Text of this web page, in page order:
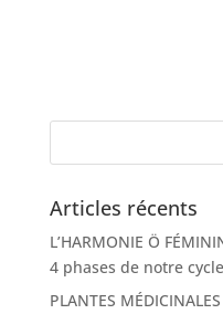
Articles récents
L’HARMONIE Ö
4 phases de notre cycle
PLANTES